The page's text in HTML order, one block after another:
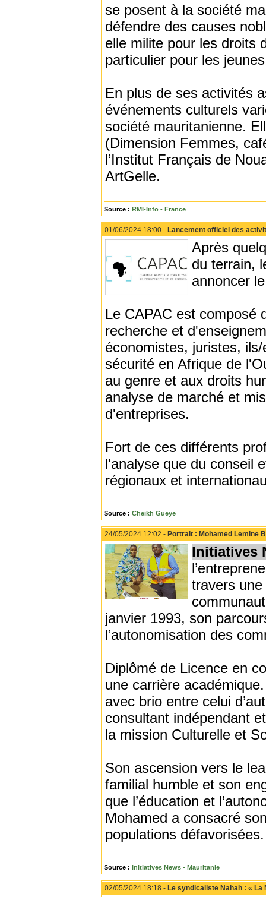
se posent à la société
défendre des causes
elle milite pour les droits
particulier pour les
En plus de ses activités
événements culturels
société mauritanienne.
(Dimension Femmes,
l’Institut Français de
ArtGelle.
Source : RMI-Info - France
01/06/2024 18:00 - Lancement officiel des
Après
du terrain,
annoncer
Le CAPAC est composé
recherche et
économistes, juristes,
sécurité en Afrique de
au genre et aux droits
analyse de marché et
d'entreprises.
Fort de ces différents
l'analyse que du conseil
régionaux et
Source : Cheikh Gueye
24/05/2024 12:02 - Portrait : Mohamed Lemine
Initiatives
travers
janvier 1993, son
l’autonomisation des
Diplômé de Licence en
une carrière
avec brio entre celui
consultant indépendant
la mission Culturelle et
Son ascension vers le
familial humble et son
que l’éducation et
Mohamed a consacré
populations défavorisées.
Source : Initiatives News - Mauritanie
02/05/2024 18:18 - Le syndicaliste Nahah : « La